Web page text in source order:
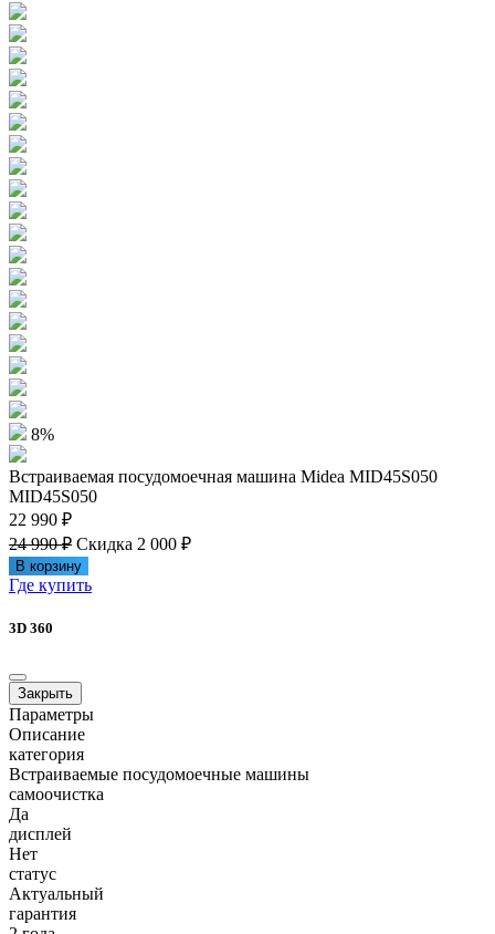
8%
Встраиваемая посудомоечная машина Midea MID45S050
MID45S050
22 990 ₽
24 990 ₽ Скидка 2 000 ₽
В корзину
Где купить
3D 360
Закрыть
Параметры
Описание
категория
Встраиваемые посудомоечные машины
самоочистка
Да
дисплей
Нет
статус
Актуальный
гарантия